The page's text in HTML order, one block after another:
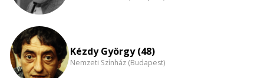
Kézdy György (48)
Nemzeti Színház (Budapest)